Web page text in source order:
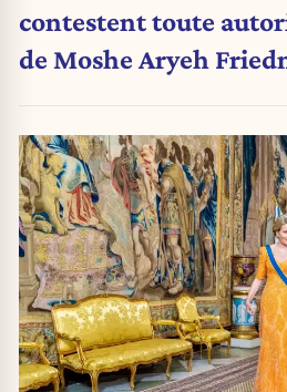
contestent toute
de Moshe Aryeh